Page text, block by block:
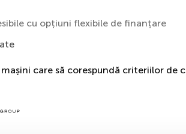
cu opțiuni flexibile de finanțare
care să corespundă criteriilor de